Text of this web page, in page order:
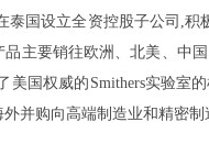
泰国设立全资控股子公司,
主要销往欧洲、北美、中
美国权威的Smithers实验室
并购向高端制造业和精密